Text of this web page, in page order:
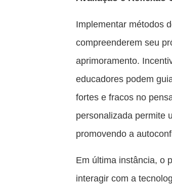
Implementar métodos
compreenderem seu
aprimoramento.
educadores podem
fortes e fracos no
personalizada permite
promovendo a
Em última instância, o
interagir com a